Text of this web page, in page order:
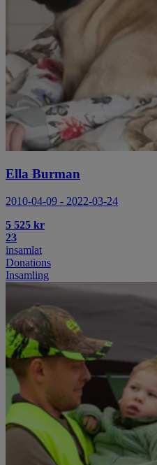
Ella Burman
2010-04-09 - 2022-03-24
5 525 kr
23
insamlat
Donations
Insamling